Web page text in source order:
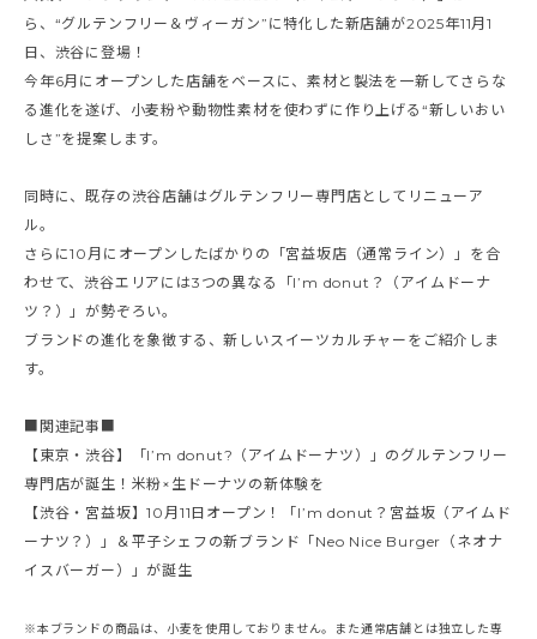
ら、“グルテンフリー＆ヴィーガン”に特化した新店舗が2025年11月1
日、渋谷に登場！
今年6月にオープンした店舗をベースに、素材と製法を一新してさらな
る進化を遂げ、小麦粉や動物性素材を使わずに作り上げる“新しいおい
しさ”を提案します。
同時に、既存の渋谷店舗はグルテンフリー専門店としてリニューア
ル。
さらに10月にオープンしたばかりの「宮益坂店（通常ライン）」を合
わせて、渋谷エリアには3つの異なる「I’m donut？（アイムドーナ
ツ？）」が勢ぞろい。
ブランドの進化を象徴する、新しいスイーツカルチャーをご紹介しま
す。
■関連記事■
【東京・渋谷】「I’m donut?（アイムドーナツ）」のグルテンフリー
専門店が誕生！米粉×生ドーナツの新体験を
【渋谷・宮益坂】10月11日オープン！「I’m donut？宮益坂（アイムド
ーナツ？）」＆平子シェフの新ブランド「Neo Nice Burger（ネオナ
イスバーガー）」が誕生
※本ブランドの商品は、小麦を使用しておりません。また通常店舗とは独立した専